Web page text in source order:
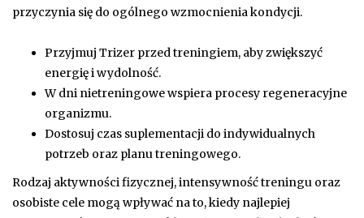
przyczynia się do ogólnego wzmocnienia kondycji.
Przyjmuj Trizer przed treningiem, aby zwiększyć
energię i wydolność.
W dni nietreningowe wspiera procesy regeneracyjne
organizmu.
Dostosuj czas suplementacji do indywidualnych
potrzeb oraz planu treningowego.
Rodzaj aktywności fizycznej, intensywność treningu oraz
osobiste cele mogą wpływać na to, kiedy najlepiej